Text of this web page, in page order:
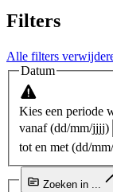
Filters
Alle filters
Datum
Kies een periode
vanaf (dd/mm/jjjj)
tot en met (dd/
Zoeken in ...